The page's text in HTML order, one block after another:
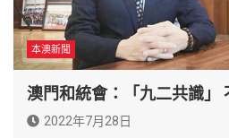
本澳新聞
澳門和統會：「九二共識」
2022年7月28日